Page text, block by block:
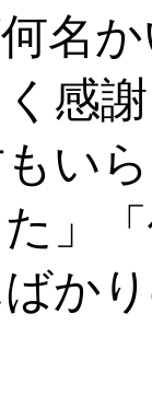
名
感
い
た」
か